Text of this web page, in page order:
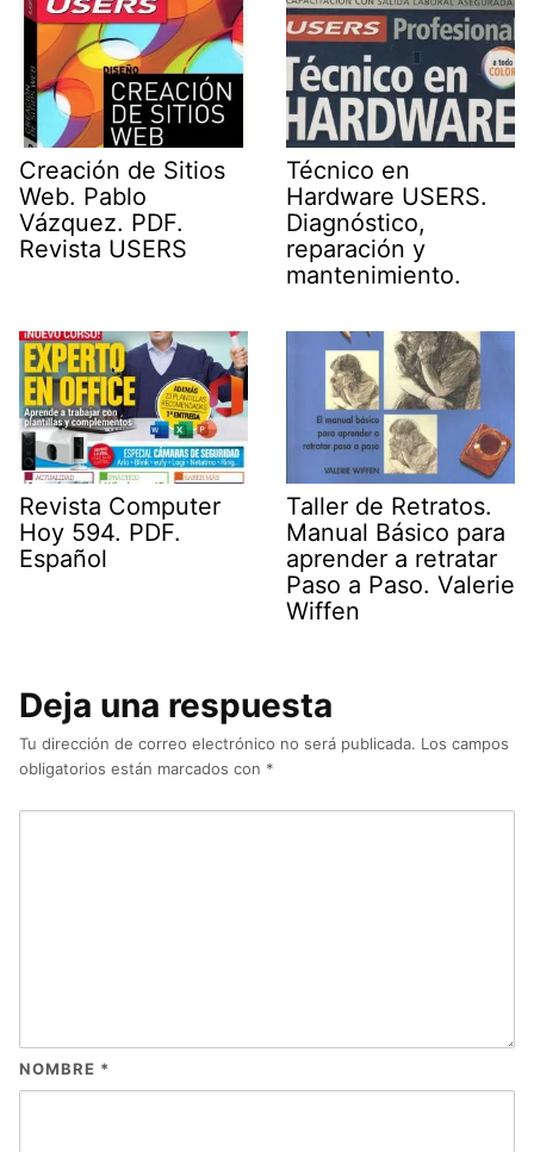
Creación de Sitios
Web. Pablo
Vázquez. PDF.
Revista USERS
Técnico en
Hardware USERS.
Diagnóstico,
reparación y
mantenimiento.
Revista Computer
Hoy 594. PDF.
Español
Taller de Retratos.
Manual Básico para
aprender a retratar
Paso a Paso. Valerie
Wiffen
Deja una respuesta
Tu dirección de correo electrónico no será publicada. Los campos
obligatorios están marcados con *
NOMBRE *